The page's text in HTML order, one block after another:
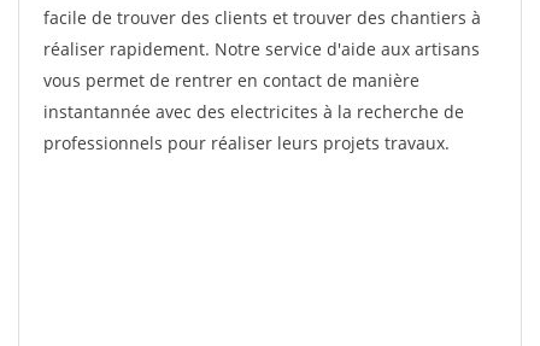
facile de trouver des clients et trouver des chantiers à
réaliser rapidement. Notre service d'aide aux artisans
vous permet de rentrer en contact de manière
instantannée avec des electricites à la recherche de
professionnels pour réaliser leurs projets travaux.